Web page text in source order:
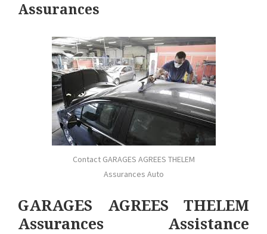
Assurances
Contact GARAGES AGREES THELEM
Assurances Auto
GARAGES AGREES THELEM
Assurances Assistance